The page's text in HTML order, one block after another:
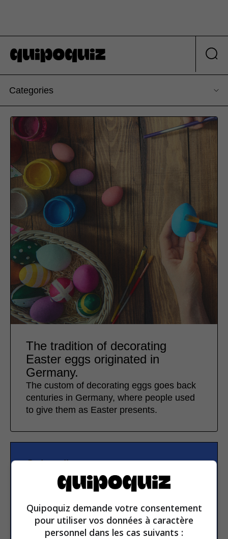
Categories
The tradition of decorating
Easter eggs originated in
Germany.
The custom of decorating eggs goes back
centuries in Germany, where people used
to give them as Easter presents.
Subscribe to our
newsletter
Email address
Quipoquiz demande votre consentement
pour utiliser vos données à caractère
personnel dans les cas suivants :